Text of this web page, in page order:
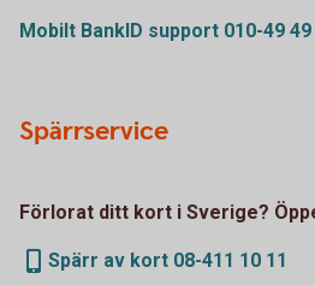
Mobilt BankID support 010-49 49
Spärrservice
Förlorat ditt kort i Sverige?
Spärr av kort 08-411 10 11